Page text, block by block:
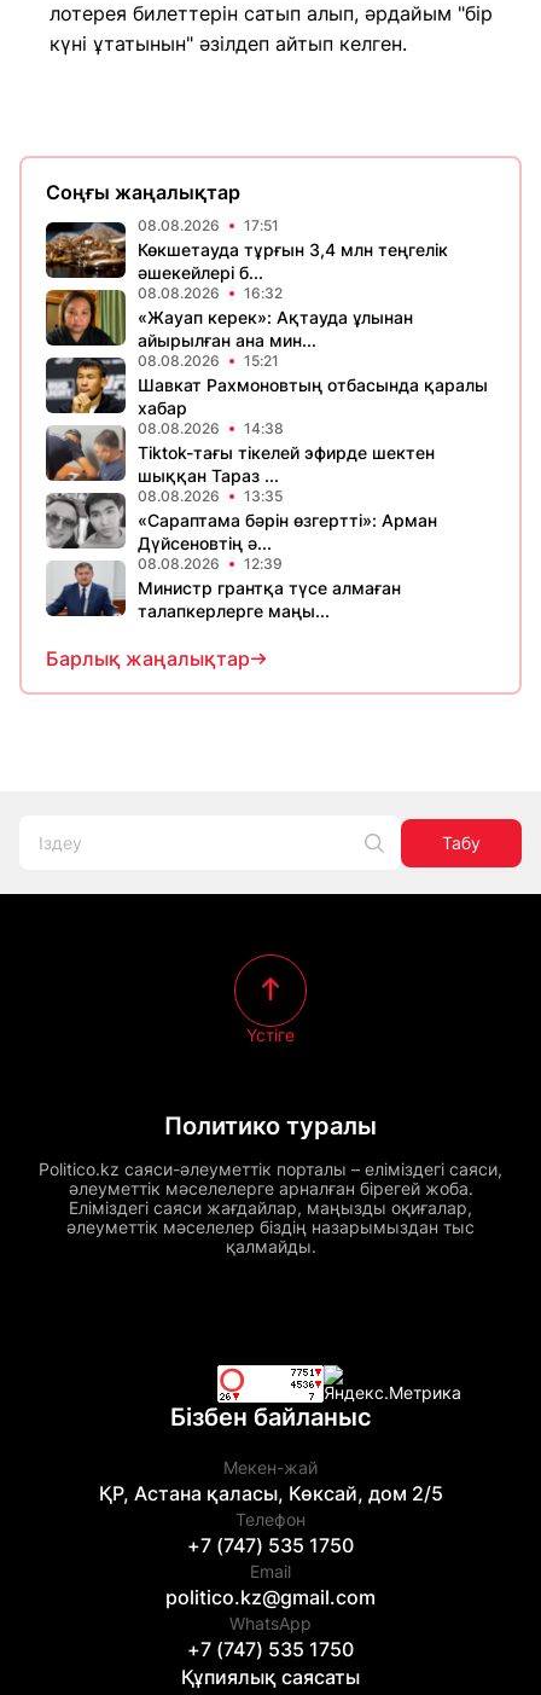
лотерея билеттерін сатып алып, әрдайым "бір
күні ұтатынын" әзілдеп айтып келген.
Соңғы жаңалықтар
08.08.2026 17:51
Көкшетауда тұрғын 3,4 млн теңгелік
әшекейлері б...
08.08.2026 16:32
«Жауап керек»: Ақтауда ұлынан
айырылған ана мин...
08.08.2026 15:21
Шавкат Рахмоновтың отбасында қаралы
хабар
08.08.2026 14:38
Tiktok-тағы тікелей эфирде шектен
шыққан Тараз ...
08.08.2026 13:35
«Сараптама бәрін өзгертті»: Арман
Дүйсеновтің ә...
08.08.2026 12:39
Министр грантқа түсе алмаған
талапкерлерге маңы...
Барлық жаңалықтар
Табу
Политико туралы
Politico.kz саяси-әлеуметтік порталы – еліміздегі саяси,
әлеуметтік мәселелерге арналған бірегей жоба.
Еліміздегі саяси жағдайлар, маңызды оқиғалар,
әлеуметтік мәселелер біздің назарымыздан тыс
қалмайды.
Үстіге
Бізбен байланыс
Мекен-жай
ҚР, Астана қаласы, Көксай, дом 2/5
Телефон
+7 (747) 535 1750
Email
politico.kz@gmail.com
WhatsApp
+7 (747) 535 1750
Құпиялық саясаты